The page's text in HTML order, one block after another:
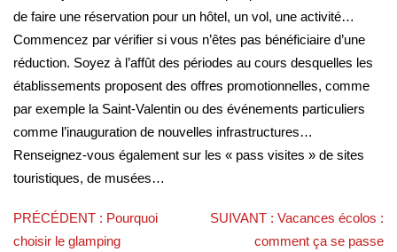
de faire une réservation pour un hôtel, un vol, une activité…
Commencez par vérifier si vous n’êtes pas bénéficiaire d’une
réduction. Soyez à l’affût des périodes au cours desquelles les
établissements proposent des offres promotionnelles, comme
par exemple la Saint-Valentin ou des événements particuliers
comme l’inauguration de nouvelles infrastructures…
Renseignez-vous également sur les « pass visites » de sites
touristiques, de musées…
PRÉCÉDENT : Pourquoi
choisir le glamping
SUIVANT : Vacances écolos :
comment ça se passe